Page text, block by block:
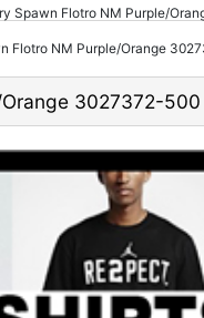
Spawn Flotro NM Purple/
Flotro NM Purple/Orange
3027372-500